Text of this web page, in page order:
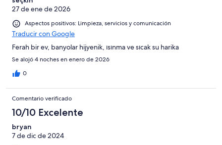
27 de ene de 2026
Aspectos positivos: Limpieza, servicios y comunicación
Traducir con Google
Ferah bir ev, banyolar hijyenik, ısınma ve sıcak su harika
Se alojó 4 noches en enero de 2026
0
Comentario verificado
10/10 Excelente
bryan
7 de dic de 2024